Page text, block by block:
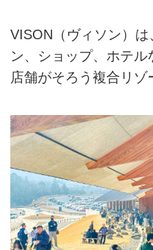
VISON（ヴィソン）
ン、ショップ、ホテ
店舗がそろう複合リゾ